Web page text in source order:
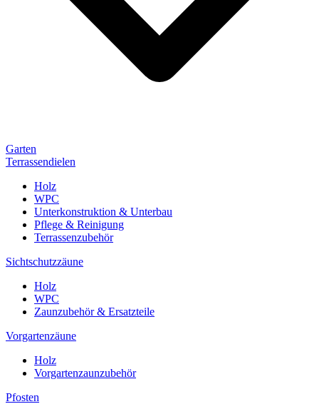
Garten
Terrassendielen
Holz
WPC
Unterkonstruktion & Unterbau
Pflege & Reinigung
Terrassenzubehör
Sichtschutzzäune
Holz
WPC
Zaunzubehör & Ersatzteile
Vorgartenzäune
Holz
Vorgartenzaunzubehör
Pfosten